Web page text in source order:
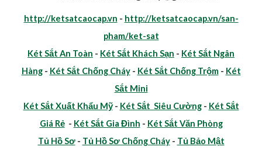
http://ketsatcaocap.vn - http://ketsatcaocap.vn/san-
pham/ket-sat
Két Sắt An Toàn - Két Sắt Khách Sạn - Két Sắt Ngân
Hàng- Két Sắt Chống Cháy- Két Sắt Chống Trộm- Két
Sắt Mini
Két Sắt Xuất Khẩu Mỹ- Két Sắt Siêu Cường- Két Sắt
Giá Rẻ- Két Sắt Gia Đình - Két Sắt Văn Phòng
Tủ Hồ Sơ- Tủ Hồ Sơ Chống Cháy- Tủ Bảo Mật